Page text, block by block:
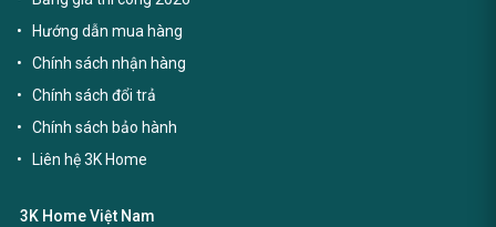
Hướng dẫn mua hàng
Chính sách nhận hàng
Chính sách đổi trả
Chính sách bảo hành
Liên hệ 3K Home
3K Home Việt Nam